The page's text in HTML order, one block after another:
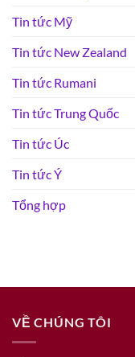
Tin tức Mỹ
Tin tức New Zealand
Tin tức Rumani
Tin tức Trung Quốc
Tin tức Úc
Tin tức Ý
Tổng hợp
VỀ CHÚNG TÔI